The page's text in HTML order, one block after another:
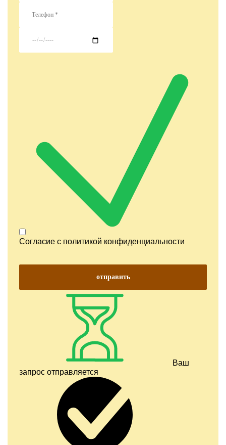
Согласие с политикой конфиденциальности
отправить
Ваш
запрос отправляется